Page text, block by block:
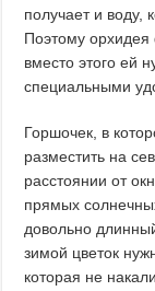
получает и воду,
Поэтому
вместо этого ей
специальными
Горшочек, в
разместить на
расстоянии от
прямых
довольно
зимой цветок
которая не